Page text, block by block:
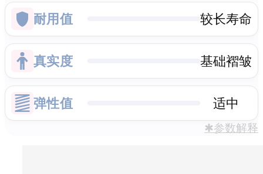
耐用值 较长寿命
真实度 基础褶皱
弹性值 适中
✱参数解释